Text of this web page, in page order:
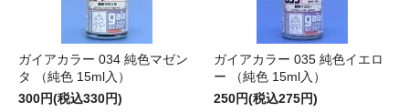
ガイアカラー 034 純色マゼン
タ （純色 15ml入）
300円(税込330円)
ガイアカラー 035 純色イエロ
ー （純色 15ml入）
250円(税込275円)